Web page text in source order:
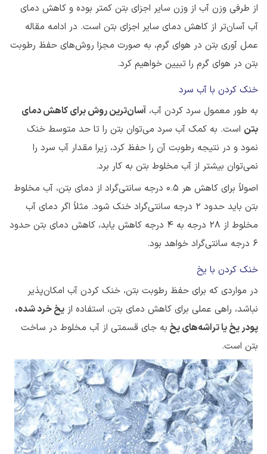
از طرفی وزن آب از وزن سایر اجزای بتن کمتر بوده و کاهش دمای
آب آسان‌تر از کاهش دمای سایر اجزای بتن است. در ادامه مقاله
عمل آوری بتن در هوای گرم، به صورت مجزا روش‌های حفظ رطوبت
بتن در هوای گرم را تبیین خواهیم کرد.
خنک کردن با آب سرد
به طور معمول سرد کردن آب، آسان‌ترین روش برای کاهش دمای
بتن است. به کمک آب سرد می‌توان بتن را تا حد متوسط خنک
نمود و در نتیجه رطوبت آن را حفظ کرد، زیرا مقدار آب سرد را
نمی‌توان بیشتر از آب مخلوط بتن به کار برد.
اصولاً برای کاهش هر 0.5 درجه سانتی‌گراد از دمای بتن، آب مخلوط
بتن باید حدود 2 درجه سانتی‌گراد خنک شود. مثلاً اگر دمای آب
مخلوط از ۲۸ درجه به ۴ درجه کاهش یابد، کاهش دمای بتن حدود
6 درجه سانتی‌گراد خواهد بود.
خنک کردن با یخ
در مواردی که برای حفظ رطوبت بتن، خنک کردن آب امکان‌پذیر
نباشد، راهی عملی برای کاهش دمای بتن، استفاده از یخ خرد شده،
پودر یخ یا تراشه‌های یخ به جای قسمتی از آب مخلوط در ساخت
بتن است.